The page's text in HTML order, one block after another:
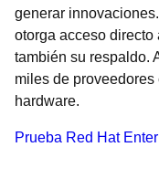
generar
otorga acceso
también su respaldo.
miles de
hardware.
Prueba Red Hat